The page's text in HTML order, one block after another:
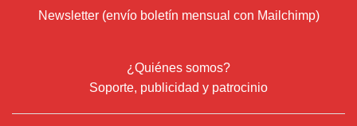
Newsletter (envío boletín mensual con Mailchimp)
¿Quiénes somos?
Soporte, publicidad y patrocinio